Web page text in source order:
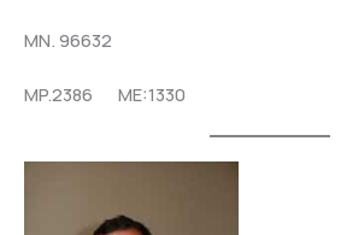
MN. 96632
MP.2386 ME:1330